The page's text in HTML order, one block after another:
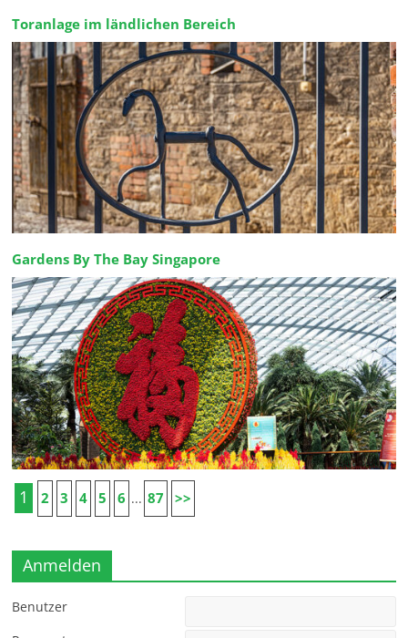
Toranlage im ländlichen Bereich
Gardens By The Bay Singapore
1 2 3 4 5 6 ... 87 >>
Anmelden
Benutzer